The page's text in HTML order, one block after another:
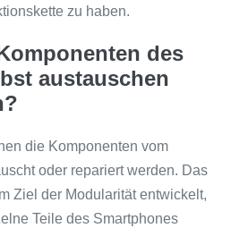
zu haben.
des
austauschen
die Komponenten vom
oder repariert werden. Das
Ziel der Modularität entwickelt,
Teile des Smartphones